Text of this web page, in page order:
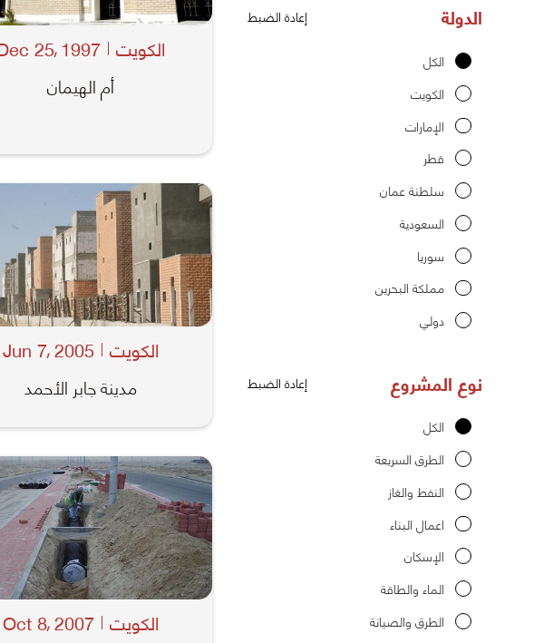
الدولة
إعادة الضبط
الكل
الكويت
الإمارات
قطر
سلطنة عمان
السعودية
سوريا
مملكة البحرين
دولي
نوع المشروع
إعادة الضبط
الكل
الطرق السريعة
النفط والغاز
اعمال البناء
الإسكان
الماء والطاقة
الطرق والصيانة
25, 1997 الكويت
أم الهيمان
Jun 7,2005 الكويت
مدينة جابر الأحمد
Oct 8,2007 الكويت